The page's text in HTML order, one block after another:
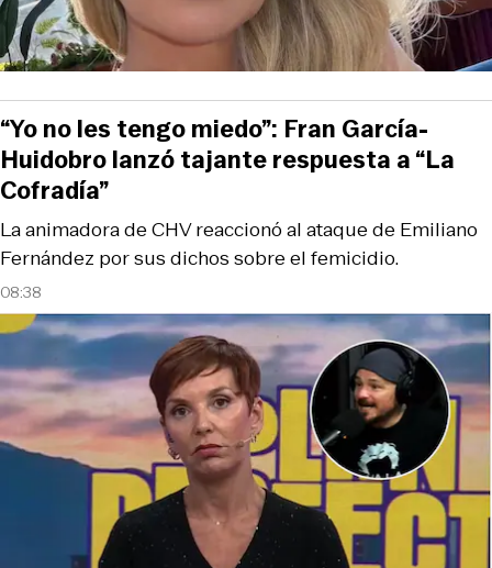
08:38
La animadora de CHV reaccionó al ataque de Emiliano
Fernández por sus dichos sobre el femicidio.
“Yo no les tengo miedo”: Fran García-
Huidobro lanzó tajante respuesta a “La
Cofradía”